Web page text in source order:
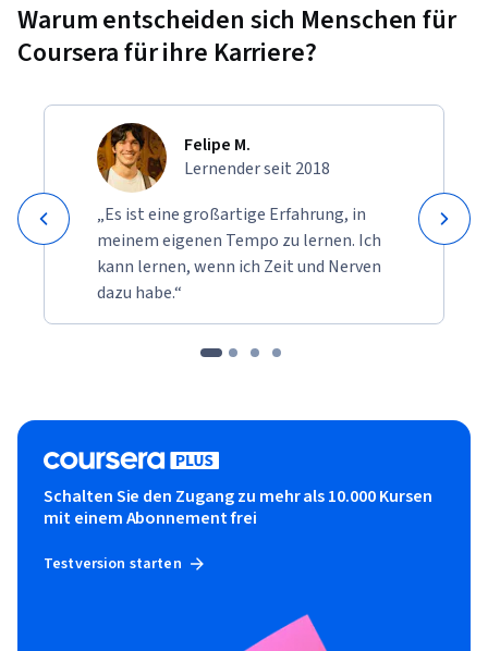
Warum entscheiden sich Menschen für
Coursera für ihre Karriere?
Felipe M.
Lernender seit 2018
„Es ist eine großartige Erfahrung, in
meinem eigenen Tempo zu lernen. Ich
kann lernen, wenn ich Zeit und Nerven
dazu habe.“
Schalten Sie den Zugang zu mehr als 10.000 Kursen
mit einem Abonnement frei
Testversion starten